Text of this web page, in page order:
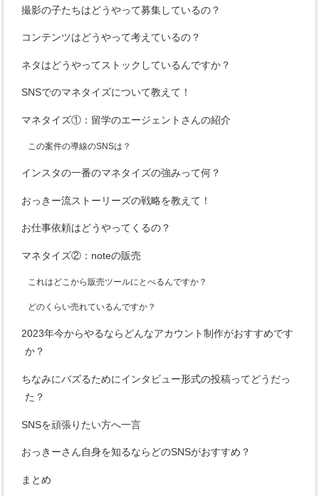
撮影の子たちはどうやって募集しているの？
コンテンツはどうやって考えているの？
ネタはどうやってストックしているんですか？
SNSでのマネタイズについて教えて！
マネタイズ①：留学のエージェントさんの紹介
この案件の導線のSNSは？
インスタの一番のマネタイズの強みって何？
おっきー流ストーリーズの戦略を教えて！
お仕事依頼はどうやってくるの？
マネタイズ②：noteの販売
これはどこから販売ツールにとべるんですか？
どのくらい売れているんですか？
2023年今からやるならどんなアカウント制作がおすすめです
か？
ちなみにバズるためにインタビュー形式の投稿ってどうだっ
た？
SNSを頑張りたい方へ一言
おっきーさん自身を知るならどのSNSがおすすめ？
まとめ